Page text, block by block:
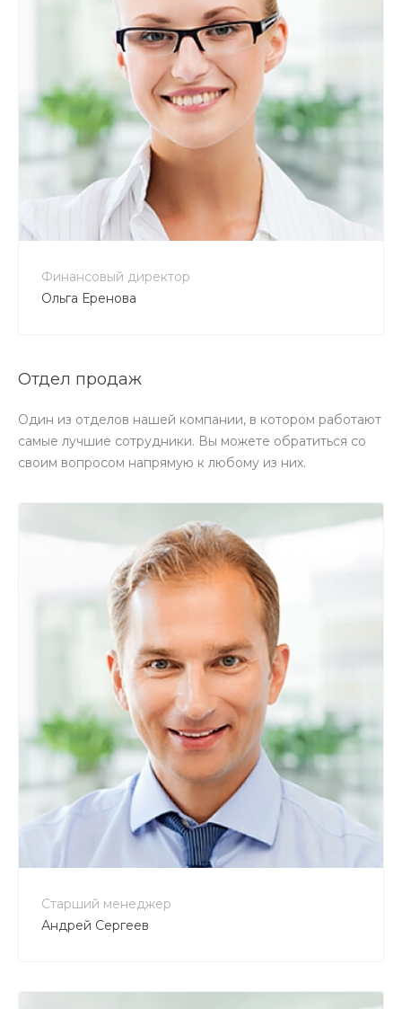
Финансовый директор
Ольга Еренова
Отдел продаж
Один из отделов нашей компании, в котором работают
самые лучшие сотрудники. Вы можете обратиться со
своим вопросом напрямую к любому из них.
Старший менеджер
Андрей Сергеев